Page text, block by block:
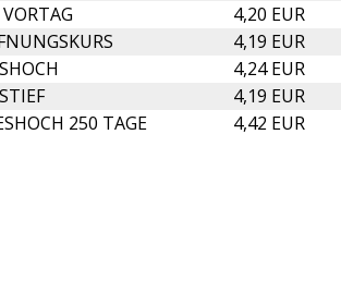
4,20 EUR
4,19 EUR
4,24 EUR
4,19 EUR
250 TAGE
4,42 EUR